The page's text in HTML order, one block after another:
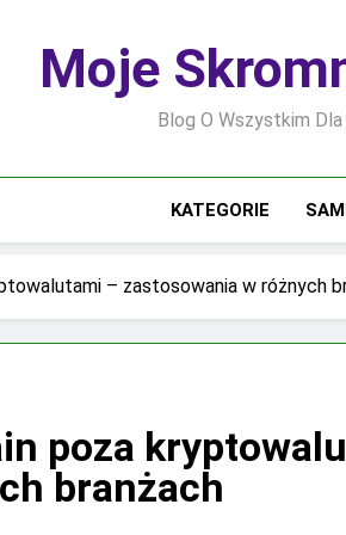
Moje
Blog O Wszystkim
KATEGORIE
– zastosowania w różnych
poza
branżach